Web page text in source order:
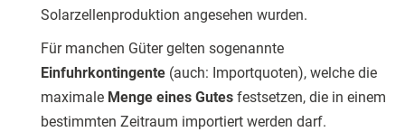
Solarzellenproduktion angesehen wurden.
Für manchen Güter gelten sogenannte
Einfuhrkontingente (auch: Importquoten), welche die
maximale Menge eines Gutes festsetzen, die in einem
bestimmten Zeitraum importiert werden darf.